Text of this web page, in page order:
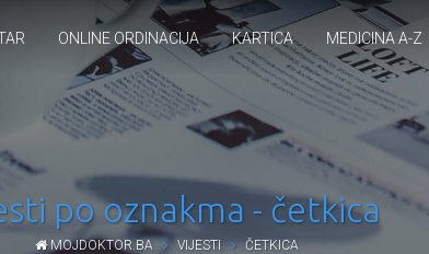
ONLINE ORDINACIJA KARTICA MEDICINA A-Z
po oznakma - četkica
MOJDOKTOR.BA VIJESTI ČETKICA